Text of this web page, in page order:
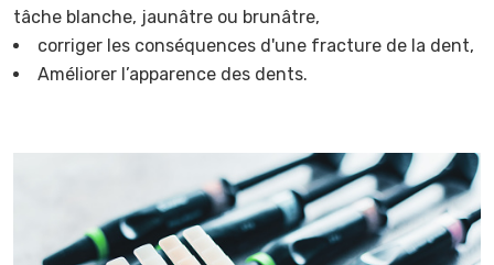
tâche blanche, jaunâtre ou brunâtre,
corriger les conséquences d'une fracture de la dent,
Améliorer l’apparence des dents.